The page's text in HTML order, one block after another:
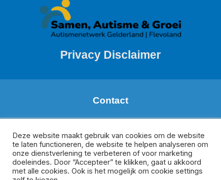
Privacy Disclaimer
Contact
Regio: Zuid Gelderland
m.deboer@meeplus.nl
Donate van Rijswijk
Regio Veluwe, Oost-Gelderland en Flevoland
d.vanrijswijk@meesamen.nl
Deze website maakt gebruik van cookies om de website
te laten functioneren, de website te helpen analyseren om
onze dienstverlening te verbeteren of voor marketing
doeleindes. Door “Accepteer” te klikken, gaat u akkoord
met alle cookies. Ook is het mogelijk om cookie settings